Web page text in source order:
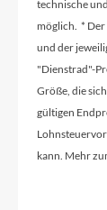
technische
möglich. * Der
und der
"Dienstrad"-
Größe, die
gültigen
kann. Mehr